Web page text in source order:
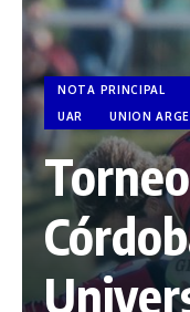
NOTA PRINCIPAL
UAR
UNION